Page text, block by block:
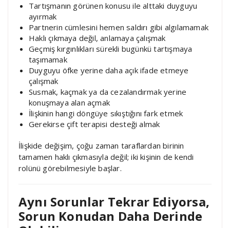
Tartışmanın görünen konusu ile alttaki duyguyu
ayırmak
Partnerin cümlesini hemen saldırı gibi algılamamak
Haklı çıkmaya değil, anlamaya çalışmak
Geçmiş kırgınlıkları sürekli bugünkü tartışmaya
taşımamak
Duyguyu öfke yerine daha açık ifade etmeye
çalışmak
Susmak, kaçmak ya da cezalandırmak yerine
konuşmaya alan açmak
İlişkinin hangi döngüye sıkıştığını fark etmek
Gerekirse çift terapisi desteği almak
İlişkide değişim, çoğu zaman taraflardan birinin
tamamen haklı çıkmasıyla değil; iki kişinin de kendi
rolünü görebilmesiyle başlar.
Aynı Sorunlar Tekrar Ediyorsa,
Sorun Konudan Daha Derinde